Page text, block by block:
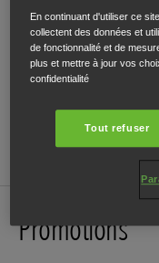
GET DIRECTIONS
WEBSITE
Promotions
En continuant d'utiliser ce
collectent des données et
de fonctionnalité et de
plus et mettre à jour vos
confidentialité
Tout refuser